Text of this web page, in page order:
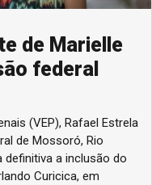
de Marielle
federal
(VEP), Rafael Estrela
de Mossoró, Rio
definitiva a inclusão do
Curicica, em